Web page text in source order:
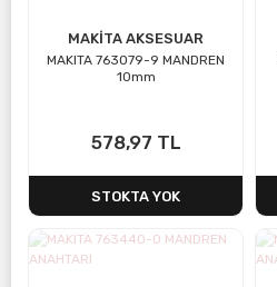
MAKİTA AKSESUAR
MAKITA 763079-9 MANDREN
10mm
578,97 TL
STOKTA YOK